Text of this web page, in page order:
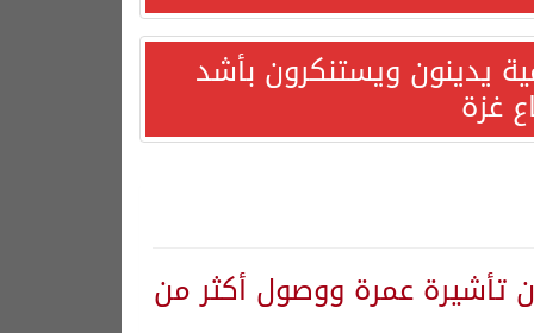
يدينون ويستنكرون بأشد
غزة
الأسبوعي: إصدار أكثر من 6.5مليون تأشيرة عمرة ووصول أكثر من